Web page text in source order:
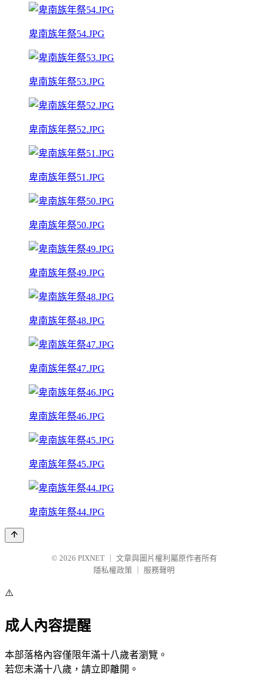
卑南族年祭54.JPG
卑南族年祭53.JPG
卑南族年祭52.JPG
卑南族年祭51.JPG
卑南族年祭50.JPG
卑南族年祭49.JPG
卑南族年祭48.JPG
卑南族年祭47.JPG
卑南族年祭46.JPG
卑南族年祭45.JPG
卑南族年祭44.JPG
© 2026 PIXNET
文章與圖片權利屬原作者所有
隱私權政策
服務聲明
⚠️
成人內容提醒
本部落格內容僅限年滿十八歲者瀏覽。
若您未滿十八歲，請立即離開。